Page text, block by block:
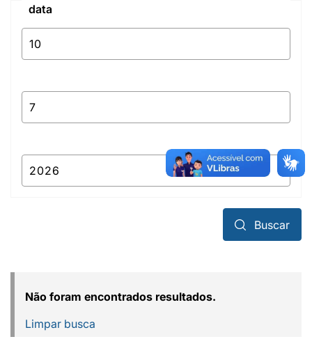
data
Buscar
Não foram encontrados resultados.
Limpar busca